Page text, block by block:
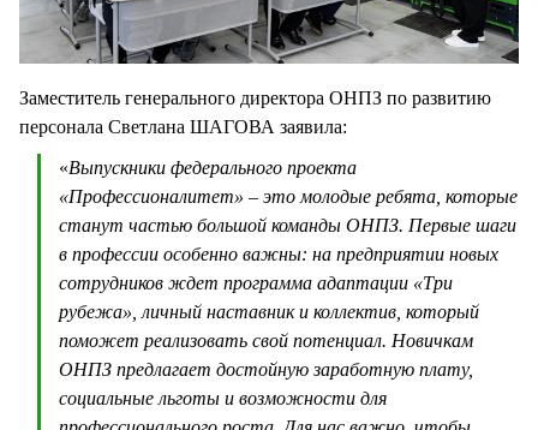
Заместитель генерального директора ОНПЗ по развитию
персонала Светлана ШАГОВА заявила:
«Выпускники федерального проекта
«Профессионалитет» – это молодые ребята, которые
станут частью большой команды ОНПЗ. Первые шаги
в профессии особенно важны: на предприятии новых
сотрудников ждет программа адаптации «Три
рубежа», личный наставник и коллектив, который
поможет реализовать свой потенциал. Новичкам
ОНПЗ предлагает достойную заработную плату,
социальные льготы и возможности для